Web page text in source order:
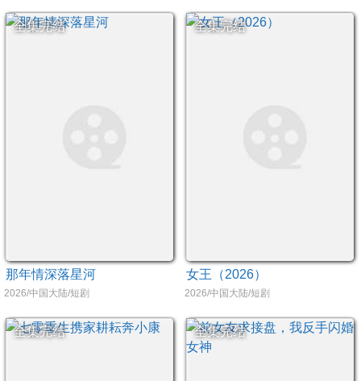
全集完结
那年情深落星河
2026/中国大陆/短剧
全集完结
女王（2026）
2026/中国大陆/短剧
全集完结 全集完结